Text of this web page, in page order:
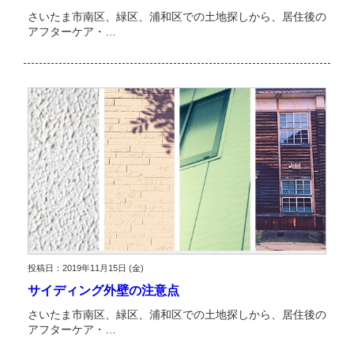
さいたま市南区、緑区、浦和区での土地探しから、居住後の
アフターケア・…
投稿日：2019年11月15日 (金)
サイディング外壁の注意点
さいたま市南区、緑区、浦和区での土地探しから、居住後の
アフターケア・…